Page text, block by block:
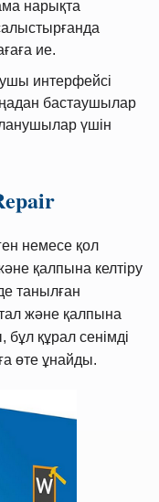
нарықта
ие.
интерфейсі
бастаушылар
үшін
немесе қол
қалпына келтіру
танылған
және қалпына
бұл құрал сенімді
өте ұнайды.